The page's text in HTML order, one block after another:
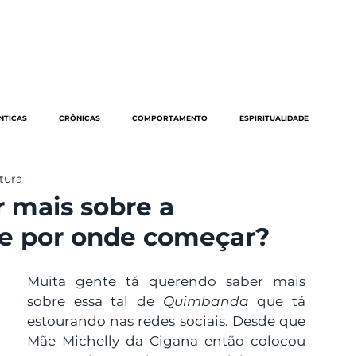
CRÔNICAS COMPORTAMENTO ESPIRITUALIDADE
NOTÍCIAS
TARÔ UMBANDA STELLA INDOMITA
mais sobre a
por onde começar?
Muita gente tá querendo saber mais
sobre essa tal de Quimbanda que tá
estourando nas redes sociais. Desde que
Mãe Michelly da Cigana então colocou